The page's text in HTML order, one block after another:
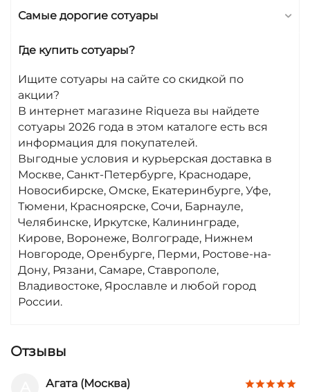
регулярно проводим.
Мы уделяем особое внимание безопасности
вашей покупки и обеспечиваем
конфиденциальность персональных данных.
Можете быть уверены, что все ваши права
защищены. Весь процесс оформления заказа
проходит быстро и надежно, а наша служба
поддержки всегда готова ответить на ваши
вопросы и помочь вам сделать правильный
выбор. Посетите наш интернет-магазин уже
сейчас и добавьте желанные сотуары в
корзину. Украсьте себя прекрасными
украшениями. Ждем ваши заказы!
Самые дорогие сотуары
Где купить сотуары?
Ищите сотуары на сайте со скидкой по
акции?
В интернет магазине Riqueza вы найдете
сотуары 2026 года в этом каталоге есть вся
информация для покупателей.
Выгодные условия и курьерская доставка в
Москве, Санкт-Петербурге, Краснодаре,
Новосибирске, Омске, Екатеринбурге, Уфе,
Тюмени, Красноярске, Сочи, Барнауле,
Челябинске, Иркутске, Калининграде,
Кирове, Воронеже, Волгограде, Нижнем
Новгороде, Оренбурге, Перми, Ростове-на-
Дону, Рязани, Самаре, Ставрополе,
Владивостоке, Ярославле и любой город
России.
Отзывы
Агата (Москва)